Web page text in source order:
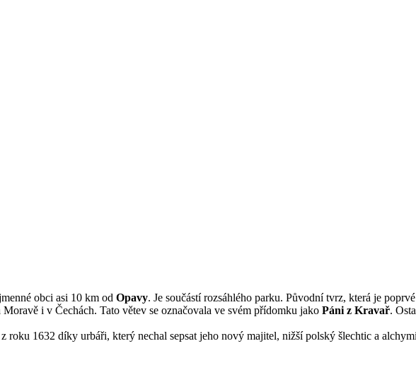
pěší turistiku, tipy na výlety, cyklotrasy, bike parky, zajímavá turistická místa, výlety s
obci asi 10 km od Opavy. Je součástí rozsáhlého parku. Původní tvrz, která je
i v Čechách. Tato větev se označovala ve svém přídomku jako Páni z Kravař.
roku 1632 díky urbáři, který nechal sepsat jeho nový majitel, nižší polský šlechtic a